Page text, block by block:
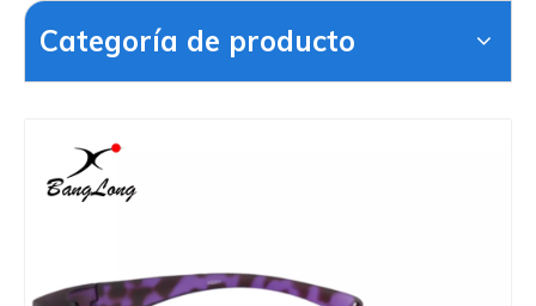
Categoría de producto